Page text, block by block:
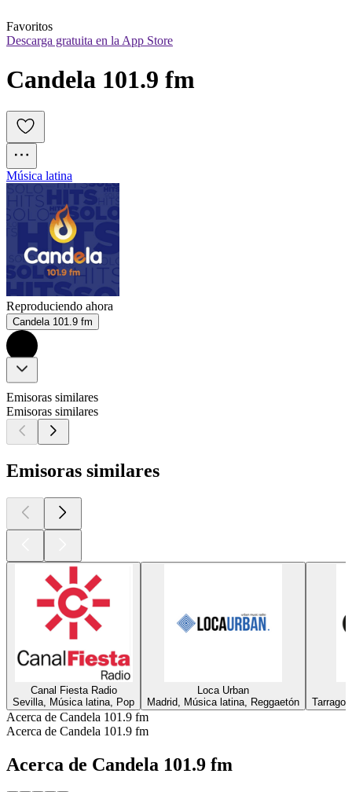
Favoritos
Descarga gratuita en la App Store
Candela 101.9 fm
Música latina
Reproduciendo ahora
Candela 101.9 fm
Emisoras similares
Emisoras similares
Emisoras similares
Canal Fiesta Radio
Sevilla, Música latina, Pop
Loca Urban
Madrid, Música latina, Reggaetón
Acerca de Candela 101.9 fm
Acerca de Candela 101.9 fm
Acerca de Candela 101.9 fm